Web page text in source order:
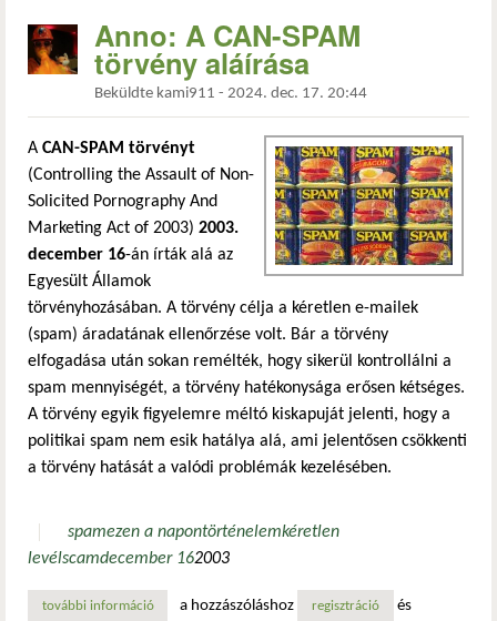
Anno: A CAN-SPAM
törvény aláírása
Beküldte kami911 - 2024. dec. 17. 20:44
A CAN-SPAM törvényt
(Controlling the Assault of Non-
Solicited Pornography And
Marketing Act of 2003) 2003.
december 16-án írták alá az
Egyesült Államok
törvényhozásában. A törvény célja a kéretlen e-mailek
(spam) áradatának ellenőrzése volt. Bár a törvény
elfogadása után sokan remélték, hogy sikerül kontrollálni a
spam mennyiségét, a törvény hatékonysága erősen kétséges.
A törvény egyik figyelemre méltó kiskapuját jelenti, hogy a
politikai spam nem esik hatálya alá, ami jelentősen csökkenti
a törvény hatását a valódi problémák kezelésében.
spamezen a napontörténelemkéretlen
levélscamdecember 162003
további információanno: a can-spam törvény aláírása tartalommal
a hozzászóláshoz regisztráció és